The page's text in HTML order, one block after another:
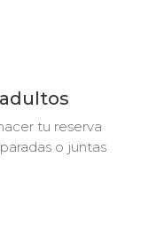
tu reserva
o juntas